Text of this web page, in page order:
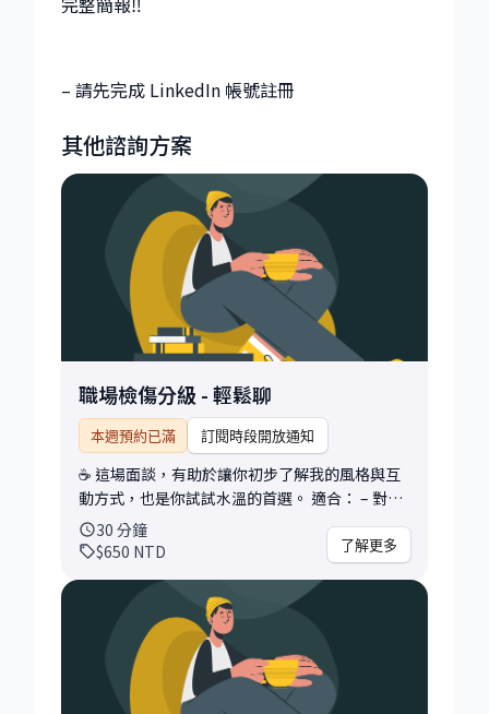
– 請先完成 LinkedIn 帳號註冊
其他諮詢方案
職場檢傷分級 - 輕鬆聊
本週預約已滿 訂閱時段開放通知
☕ 這場面談，有助於讓你初步了解我的風格與互
動方式，也是你試試水溫的首選。 適合： – 對現
職沒有熱情，但不知道該往哪裡走 – 在考慮要不
要繼續深耕某技術、考證照 or 轉管理、拼學歷 –
同時拿到幾個 offer，卻不知道怎麼做選擇 過程
中，我會： – 協助你釐清目前的困惑與核心問題
– 引導你盤點自己的技能、優勢與興趣 – 根據你
的背景與目標提供具體建議與資源 – 分享業界的
真實觀察與機會盲點 諮詢後，你可以帶走： – 針
對你的個人建議（需加強的技能、可求職的方
30 分鐘
$650 NTD 了解更多